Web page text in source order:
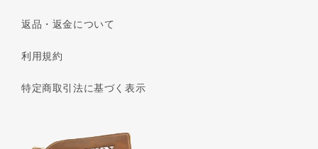
返品・返金について
利用規約
特定商取引法に基づく表示